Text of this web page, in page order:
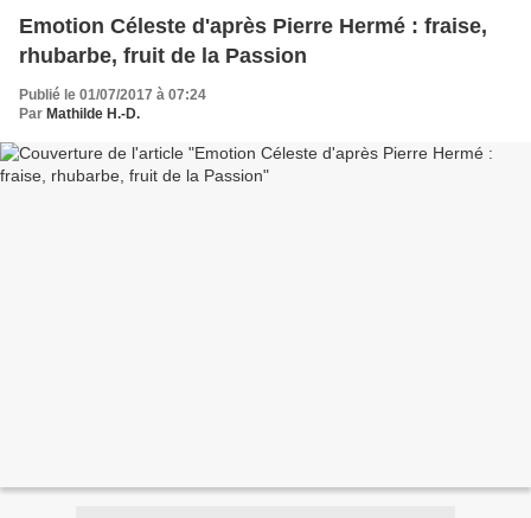
Emotion Céleste d'après Pierre Hermé : fraise,
rhubarbe, fruit de la Passion
Publié le 01/07/2017 à 07:24
Par Mathilde H.-D.